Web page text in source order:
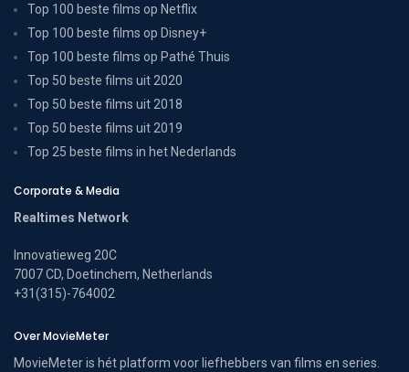
Top 100 beste films op Netflix
Top 100 beste films op Disney+
Top 100 beste films op Pathé Thuis
Top 50 beste films uit 2020
Top 50 beste films uit 2018
Top 50 beste films uit 2019
Top 25 beste films in het Nederlands
Corporate & Media
Realtimes Network
Innovatieweg 20C
7007 CD, Doetinchem, Netherlands
+31(315)-764002
Over MovieMeter
MovieMeter is hét platform voor liefhebbers van films en series.